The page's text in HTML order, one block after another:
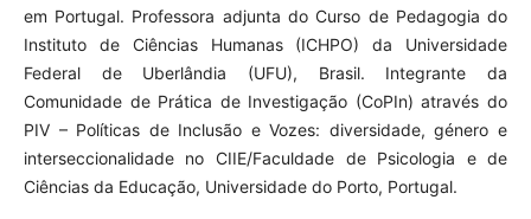
em Portugal. Professora adjunta do Curso de Pedagogia do
Instituto de Ciências Humanas (ICHPO) da Universidade
Federal de Uberlândia (UFU), Brasil. Integrante da
Comunidade de Prática de Investigação (CoPIn) através do
PIV – Políticas de Inclusão e Vozes: diversidade, género e
interseccionalidade no CIIE/Faculdade de Psicologia e de
Ciências da Educação, Universidade do Porto, Portugal.